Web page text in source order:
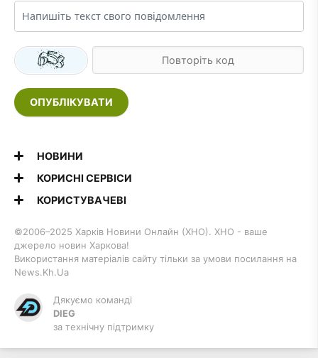
ОПУБЛІКУВАТИ
НОВИНИ
КОРИСНІ СЕРВІСИ
КОРИСТУВАЧЕВІ
©2006–2025 Харків Новини Онлайн (ХНО). ХНО - ваше
джерело новин Харкова!
Використання матеріалів сайту тільки за умови посилання на
News.Kh.Ua
Дякуємо команді
DIEG
за технічну підтримку